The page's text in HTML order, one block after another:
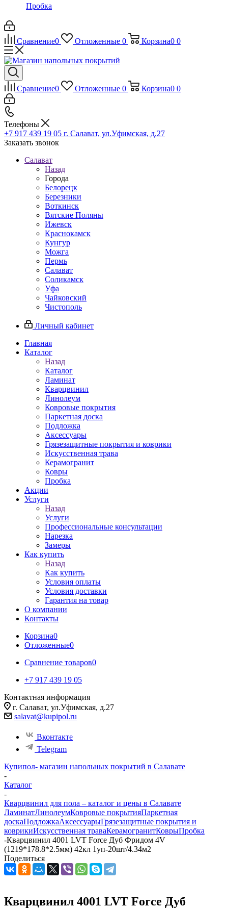
Пробка
Сравнение0 Отложенные 0 Корзина0 0
Сравнение0 Отложенные 0 Корзина0 0
Телефоны
+7 917 439 19 05 г. Салават, ул.Уфимская, д.27
Заказать звонок
Салават
Назад
Города
Белорецк
Березники
Воткинск
Вятские Поляны
Ижевск
Краснокамск
Кунгур
Можга
Пермь
Салават
Соликамск
Уфа
Чайковский
Чистополь
Личный кабинет
Главная
Каталог
Назад
Каталог
Ламинат
Кварцвинил
Линолеум
Ковровые покрытия
Паркетная доска
Подложка
Аксессуары
Грязезащитные покрытия и коврики
Искусственная трава
Керамогранит
Ковры
Пробка
Акции
Услуги
Назад
Услуги
Профессиональные консультации
Нарезка
Замеры
Как купить
Назад
Как купить
Условия оплаты
Условия доставки
Гарантия на товар
О компании
Контакты
Корзина0
Отложенные0
Сравнение товаров0
+7 917 439 19 05
Контактная информация
г. Салават, ул.Уфимская, д.27
salavat@kupipol.ru
Вконтакте
Telegram
Купипол- магазин напольных покрытий в Салавате
-
Каталог
-
Кварцвинил для пола – каталог и цены в Салавате
ЛаминатЛинолеумКовровые покрытияПаркетная
доскаПодложкаАксессуарыГрязезащитные покрытия и
коврикиИскусственная траваКерамогранитКоврыПробка
-Кварцвинил 4001 LVT Force Дуб Фридом 4V
(1219*178.8*2.5мм) 42кл 1уп-20шт/4.34м2
Поделиться
Кварцвинил 4001 LVT Force Дуб